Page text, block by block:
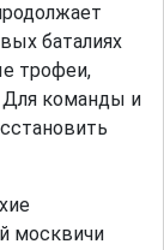
баталиях
трофеи,
Для команды и
москвичи